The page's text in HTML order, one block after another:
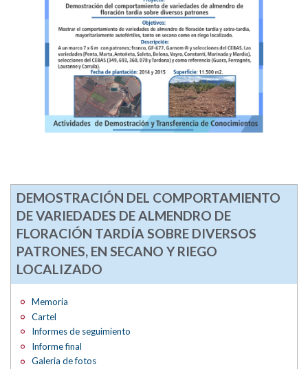
DEMOSTRACIÓN DEL COMPORTAMIENTO
DE VARIEDADES DE ALMENDRO DE
FLORACIÓN TARDÍA SOBRE DIVERSOS
PATRONES, EN SECANO Y RIEGO
LOCALIZADO
Memoria
Cartel
Informes de seguimiento
Informe final
Galeria de fotos